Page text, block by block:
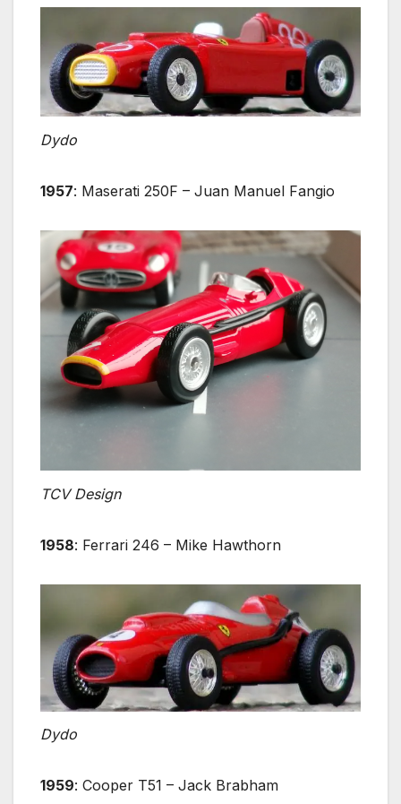
Dydo
1957: Maserati 250F – Juan Manuel Fangio
TCV Design
1958: Ferrari 246 – Mike Hawthorn
Dydo
1959: Cooper T51 – Jack Brabham